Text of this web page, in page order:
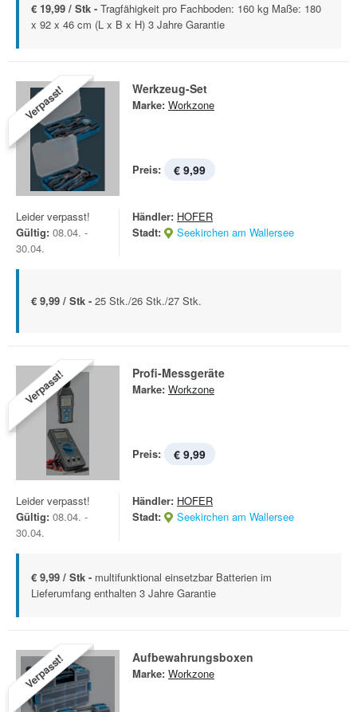
€ 19,99 / Stk - Tragfähigkeit pro Fachboden: 160 kg Maße: 180
x 92 x 46 cm (L x B x H) 3 Jahre Garantie
Verpasst! Werkzeug-Set
Marke: Workzone
Preis: € 9,99
Leider verpasst!
Gültig: 08.04. -
30.04.
Händler: HOFER
Stadt:
Seekirchen am Wallersee
€ 9,99 / Stk - 25 Stk./26 Stk./27 Stk.
Verpasst! Profi-Messgeräte
Marke: Workzone
Preis: € 9,99
Leider verpasst!
Gültig: 08.04. -
30.04.
Händler: HOFER
Stadt:
Seekirchen am Wallersee
€ 9,99 / Stk - multifunktional einsetzbar Batterien im
Lieferumfang enthalten 3 Jahre Garantie
Verpasst! Aufbewahrungsboxen
Marke: Workzone